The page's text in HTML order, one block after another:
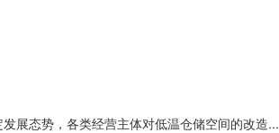
展态势，各类经营主体对低温仓储空间的改造...